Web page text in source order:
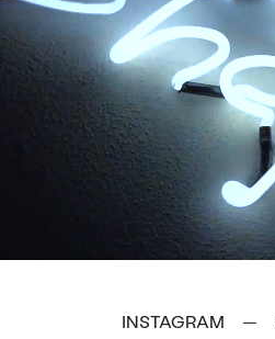
INSTAGRAM —